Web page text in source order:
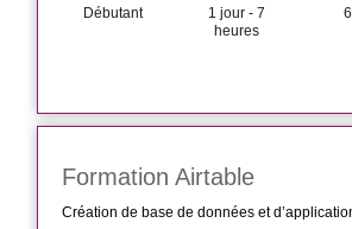
Débutant
1 jour - 7
heures
Formation Airtable
Création de base de données et